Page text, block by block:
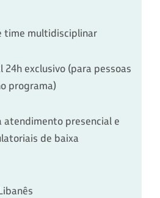
time multidisciplinar
exclusivo (para pessoas
programa)
atendimento presencial e
de baixa